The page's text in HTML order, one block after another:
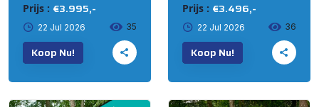
Prijs : €3.995,-
22 Jul 2026 35
Koop Nu!
Prijs : €3.496,-
22 Jul 2026 36
Koop Nu!